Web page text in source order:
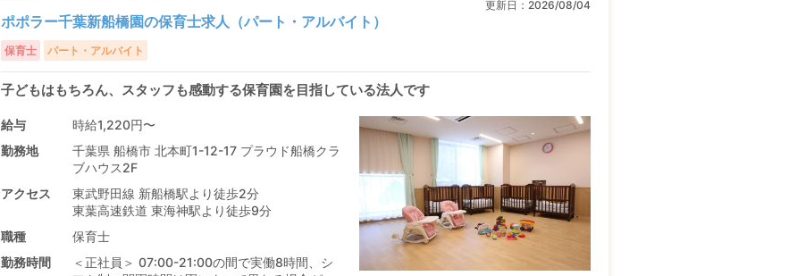
更新日： 2026/08/04
ポポラー千葉新船橋園の保育士求人（パート・アルバイト）
保育士 パート・アルバイト
子どもはもちろん、スタッフも感動する保育園を目指している法人です
給与
時給1,220円〜
勤務地
千葉県 船橋市 北本町1-12-17 プラウド船橋クラ
ブハウス2F
アクセス
東武野田線 新船橋駅より徒歩2分
東葉高速鉄道 東海神駅より徒歩9分
職種
保育士
勤務時間
＜正社員＞ 07:00-21:00の間で実働8時間、シ